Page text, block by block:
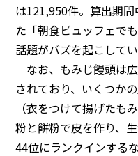
は121,950件。算出期
た「朝食ビュッフェで
話題がバズを起こしてい
なお、もみじ饅頭は
されており、いくつか
（衣をつけて揚げたも
粉と餅粉で皮を作り、
44位にランクインする